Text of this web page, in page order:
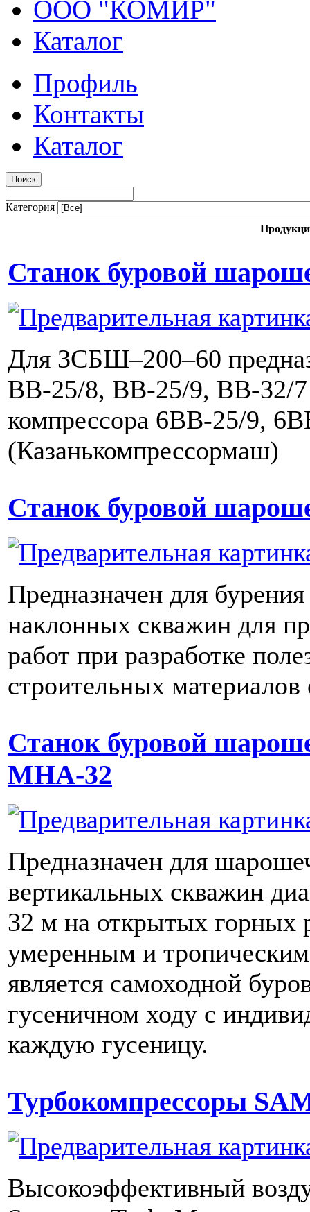
ООО "КОМИР"
Каталог
Профиль
Контакты
Каталог
Категория
Станок буровой
Для 3СБШ–200–60
ВВ-25/8, ВВ-25/9, ВВ-
компрессора 6ВВ-25/9,
(Казанькомпрессормаш)
Станок буровой
Предназначен для
наклонных скважин для
работ при разработке
строительных
Станок буровой
МНА-32
Предназначен для
вертикальных скважин
32 м на открытых горных
умеренным и
является самоходной
гусеничном ходу с
каждую гусеницу.
Турбокомпрессоры
Высокоэффективный